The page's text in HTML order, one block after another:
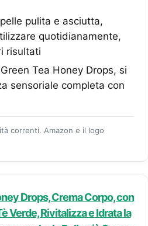
pulita e asciutta,
quotidianamente,
risultati
Tea Honey Drops, si
sensoriale completa con
correnti. Amazon e il logo
Drops, Crema Corpo, con
Verde, Rivitalizza e Idrata la